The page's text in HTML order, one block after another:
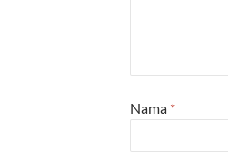
Nama *